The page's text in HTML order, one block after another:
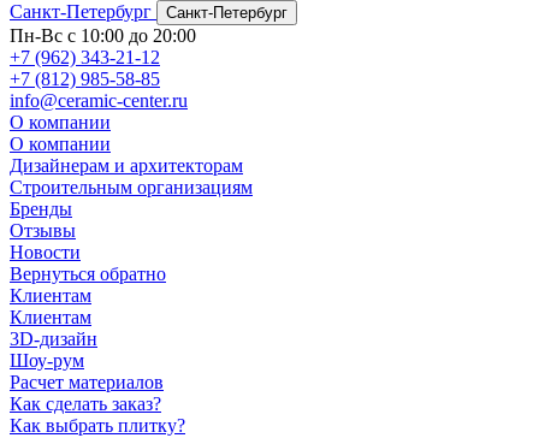
Санкт-Петербург
Санкт-Петербург
Пн-Вс с 10:00 до 20:00
+7 (962) 343-21-12
+7 (812) 985-58-85
info@ceramic-center.ru
О компании
О компании
Дизайнерам и архитекторам
Строительным организациям
Бренды
Отзывы
Новости
Вернуться обратно
Клиентам
Клиентам
3D-дизайн
Шоу-рум
Расчет материалов
Как сделать заказ?
Как выбрать плитку?